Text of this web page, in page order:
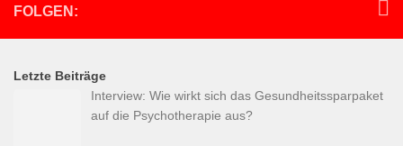
FOLGEN:
Letzte Beiträge
Interview: Wie wirkt sich das Gesundheitssparpaket
auf die Psychotherapie aus?